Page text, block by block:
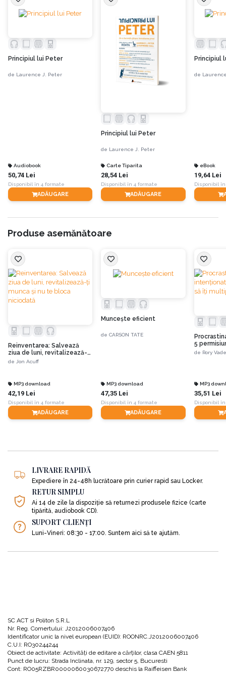
Principiul lui Peter
de Laurence J. Peter
Audiobook
50,74 Lei
Disponibil în 4 formate
ADĂUGARE
Principiul lui Peter
de Laurence J. Peter
Carte Tiparita
28,54 Lei
Disponibil în 4 formate
ADĂUGARE
Principiul
de
eBook
19,64 Lei
Disponibil
Produse asemănătoare
Reinventarea: Salvează
ziua de luni, revitalizează-ți
munca și nu te bloca
de Jon Acuff
MP3 download
42,19 Lei
Disponibil în 4 formate
ADĂUGARE
Munceşte eficient
deCARSON TATE
MP3 download
47,35 Lei
Disponibil în 4 formate
ADĂUGARE
5
multiplici
de Rory
MP3
35,51 Lei
Disponibil
LIVRARE RAPIDĂ
Expediere în 24-48h lucrătoare prin curier rapid sau Locker.
RETUR SIMPLU
Ai 14 de zile la dispoziție să returnezi produsele fizice (carte
tipărită, audiobook CD).
SUPORT CLIENȚI
Luni-Vineri: 08:30 - 17:00. Suntem aici să te ajutăm.
SC ACT si Politon S.R.L
Nr. Reg. Comertului: J2012006007406
Identificator unic la nivel european (EUID): ROONRC.J2012006007406
C.U.I: RO30244244
Obiect de activitate: Activităţi de editare a cărţilor, clasa CAEN 5811
Punct de lucru: Strada Inclinata, nr. 129, sector 5, Bucuresti
Cont: RO05RZBR0000060030672770 deschis la Raiffeisen Bank